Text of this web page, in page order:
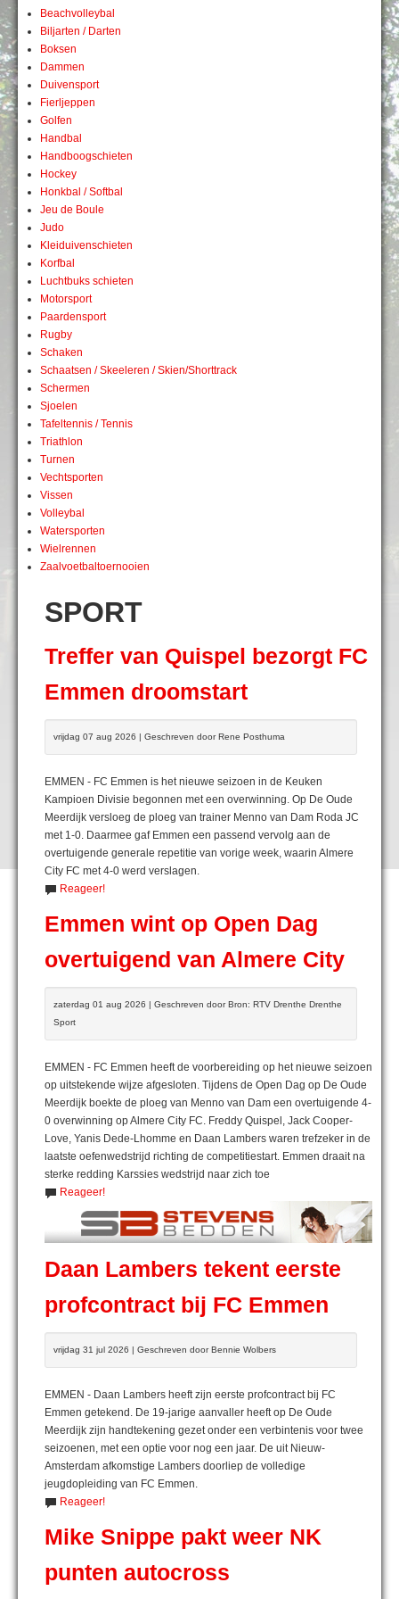
Beachvolleybal
Biljarten / Darten
Boksen
Dammen
Duivensport
Fierljeppen
Golfen
Handbal
Handboogschieten
Hockey
Honkbal / Softbal
Jeu de Boule
Judo
Kleiduivenschieten
Korfbal
Luchtbuks schieten
Motorsport
Paardensport
Rugby
Schaken
Schaatsen / Skeeleren / Skien/Shorttrack
Schermen
Sjoelen
Tafeltennis / Tennis
Triathlon
Turnen
Vechtsporten
Vissen
Volleybal
Watersporten
Wielrennen
Zaalvoetbaltoernooien
SPORT
Treffer van Quispel bezorgt FC
Emmen droomstart
vrijdag 07 aug 2026 | Geschreven door Rene Posthuma
EMMEN - FC Emmen is het nieuwe seizoen in de Keuken
Kampioen Divisie begonnen met een overwinning. Op De Oude
Meerdijk versloeg de ploeg van trainer Menno van Dam Roda JC
met 1-0. Daarmee gaf Emmen een passend vervolg aan de
overtuigende generale repetitie van vorige week, waarin Almere
City FC met 4-0 werd verslagen.
Reageer!
Emmen wint op Open Dag
overtuigend van Almere City
zaterdag 01 aug 2026 | Geschreven door Bron: RTV Drenthe Drenthe
Sport
EMMEN - FC Emmen heeft de voorbereiding op het nieuwe seizoen
op uitstekende wijze afgesloten. Tijdens de Open Dag op De Oude
Meerdijk boekte de ploeg van Menno van Dam een overtuigende 4-
0 overwinning op Almere City FC. Freddy Quispel, Jack Cooper-
Love, Yanis Dede-Lhomme en Daan Lambers waren trefzeker in de
laatste oefenwedstrijd richting de competitiestart. Emmen draait na
sterke redding Karssies wedstrijd naar zich toe
Reageer!
Daan Lambers tekent eerste
profcontract bij FC Emmen
vrijdag 31 jul 2026 | Geschreven door Bennie Wolbers
EMMEN - Daan Lambers heeft zijn eerste profcontract bij FC
Emmen getekend. De 19-jarige aanvaller heeft op De Oude
Meerdijk zijn handtekening gezet onder een verbintenis voor twee
seizoenen, met een optie voor nog een jaar. De uit Nieuw-
Amsterdam afkomstige Lambers doorliep de volledige
jeugdopleiding van FC Emmen.
Reageer!
Mike Snippe pakt weer NK
punten autocross